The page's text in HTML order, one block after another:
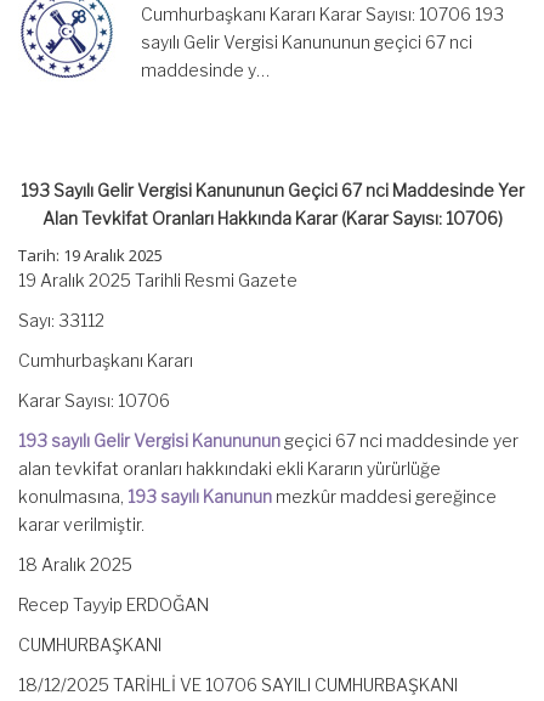
Tevkifat
Oranları
Hakkında
Cumhurbaşkanı Kararı Karar Sayısı: 10706 193
sayılı Gelir Vergisi Kanununun geçici 67 nci
maddesinde y…
193 Sayılı Gelir Vergisi Kanununun Geçici 67 nci Maddesinde Yer
Alan Tevkifat Oranları Hakkında Karar (Karar Sayısı: 10706)
Tarih: 19 Aralık 2025
19 Aralık 2025 Tarihli Resmi Gazete
Sayı: 33112
Cumhurbaşkanı Kararı
Karar Sayısı: 10706
193 sayılı Gelir Vergisi Kanununun geçici 67 nci maddesinde yer
alan tevkifat oranları hakkındaki ekli Kararın yürürlüğe
konulmasına, 193 sayılı Kanunun mezkûr maddesi gereğince
karar verilmiştir.
18 Aralık 2025
Recep Tayyip ERDOĞAN
CUMHURBAŞKANI
18/12/2025 TARİHLİ VE 10706 SAYILI CUMHURBAŞKANI